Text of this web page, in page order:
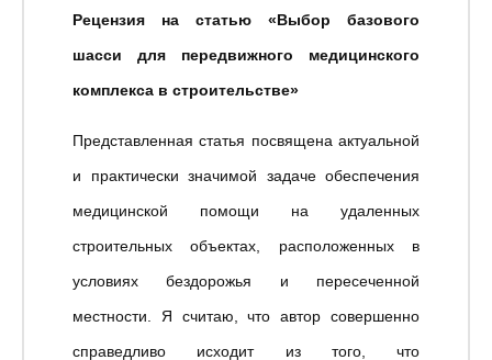
Рецензия на статью «Выбор базового
шасси для передвижного медицинского
комплекса в строительстве»
Представленная статья посвящена актуальной
и практически значимой задаче обеспечения
медицинской помощи на удаленных
строительных объектах, расположенных в
условиях бездорожья и пересеченной
местности. Я считаю, что автор совершенно
справедливо исходит из того, что